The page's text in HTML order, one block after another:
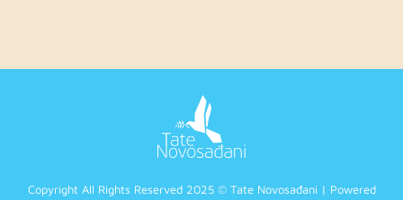
Copyright All Rights Reserved 2025 © Tate Novosađani | Powered